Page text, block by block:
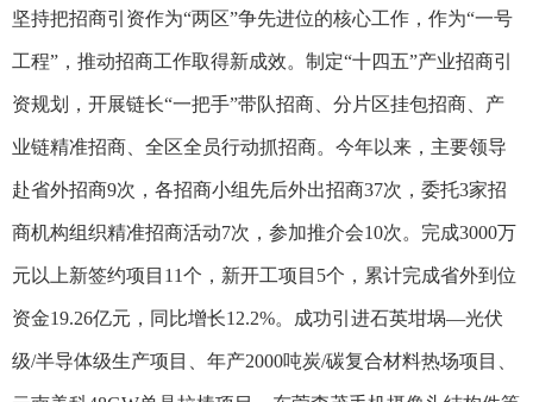
坚持把招商引资作为“两区”争先进位的核心工作，作为“一号
工程”，推动招商工作取得新成效。制定“十四五”产业招商引
资规划，开展链长“一把手”带队招商、分片区挂包招商、产
业链精准招商、全区全员行动抓招商。今年以来，主要领导
赴省外招商9次，各招商小组先后外出招商37次，委托3家招
商机构组织精准招商活动7次，参加推介会10次。完成3000万
元以上新签约项目11个，新开工项目5个，累计完成省外到位
资金19.26亿元，同比增长12.2%。成功引进石英坩埚—光伏
级/半导体级生产项目、年产2000吨炭/碳复合材料热场项目、